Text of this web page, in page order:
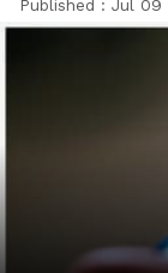
Published : Jul 09